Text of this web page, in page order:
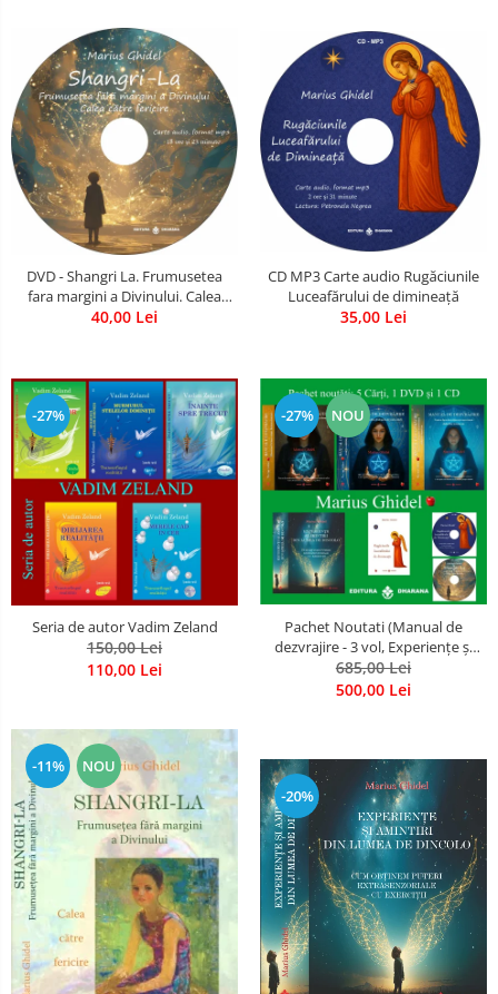
DVD - Shangri La. Frumusetea
fara margini a Divinului. Calea
catre fericire
40,00 Lei
CD MP3 Carte audio Rugăciunile
Luceafărului de dimineață
35,00 Lei
-27%
Seria de autor Vadim Zeland
150,00 Lei
110,00 Lei
-27% NOU
Pachet Noutati (Manual de
dezvrajire - 3 vol, Experiențe și
amintiri, Rugăciunile
Luceafarului de dimineata) -
685,00 Lei
500,00 Lei
-11% NOU
-20%